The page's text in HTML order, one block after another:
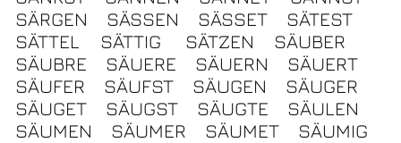
SÄRGEN
SÄSSEN SÄSSET
SÄTEST
SÄTTEL
SÄTTIG SÄTZEN
SÄUBER
SÄUBRE
SÄUERE SÄUERN
SÄUERT
SÄUFER
SÄUFST SÄUGEN
SÄUGER
SÄUGET
SÄUGST SÄUGTE
SÄULEN
SÄUMEN
SÄUMER SÄUMET SÄUMIG